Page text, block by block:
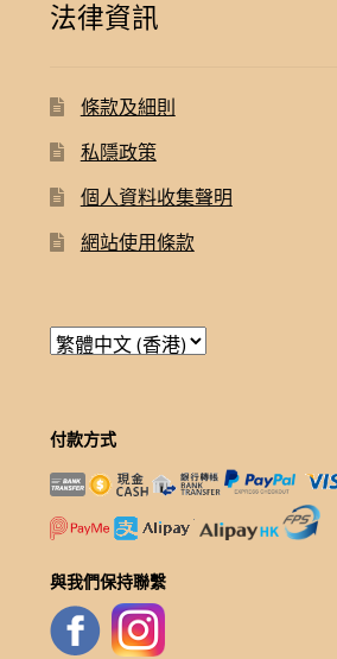
法律資訊
條款及細則
私隱政策
個人資料收集聲明
網站使用條款
付款方式
與我們保持聯繫